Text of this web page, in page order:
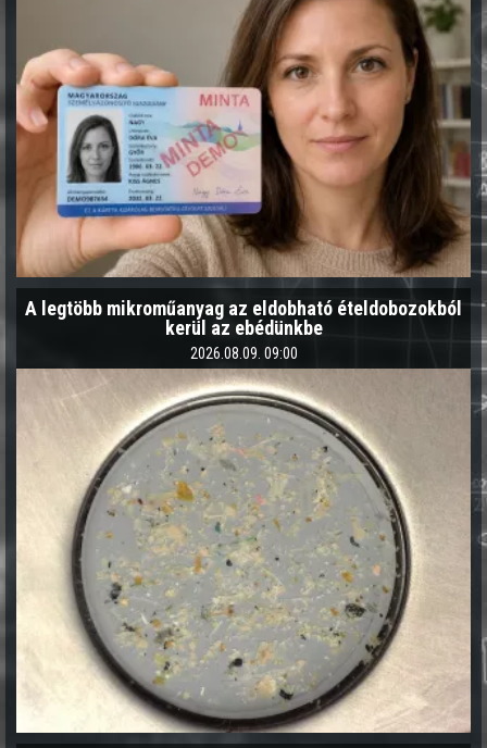
A legtöbb mikroműanyag az eldobható ételdobozokból
kerül az ebédünkbe
2026.08.09. 09:00